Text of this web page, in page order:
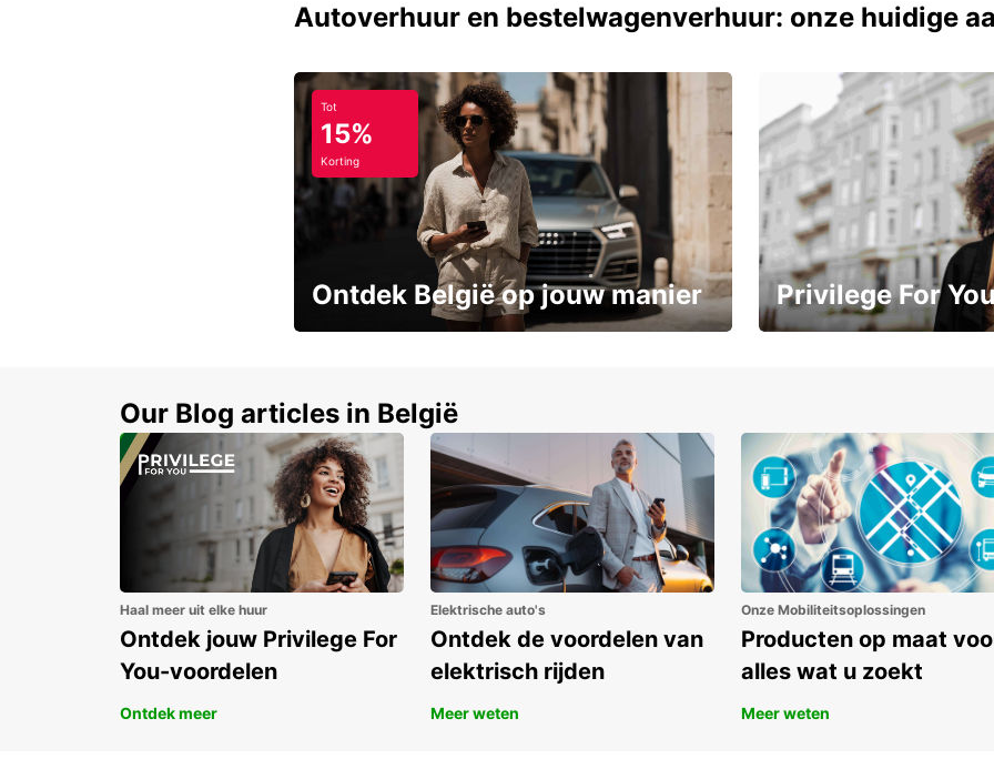
Autoverhuur en bestelwagenverhuur: onze huidige
Tot
15%
Korting
Ontdek België op jouw manier Privilege For
Our Blog articles in België
Haal meer uit elke huur
Ontdek jouw Privilege For
You-voordelen
Ontdek meer
Elektrische auto's
Ontdek de voordelen van
elektrisch rijden
Meer weten
Onze Mobiliteitsoplossingen
Producten op maat
alles wat u zoekt
Meer weten